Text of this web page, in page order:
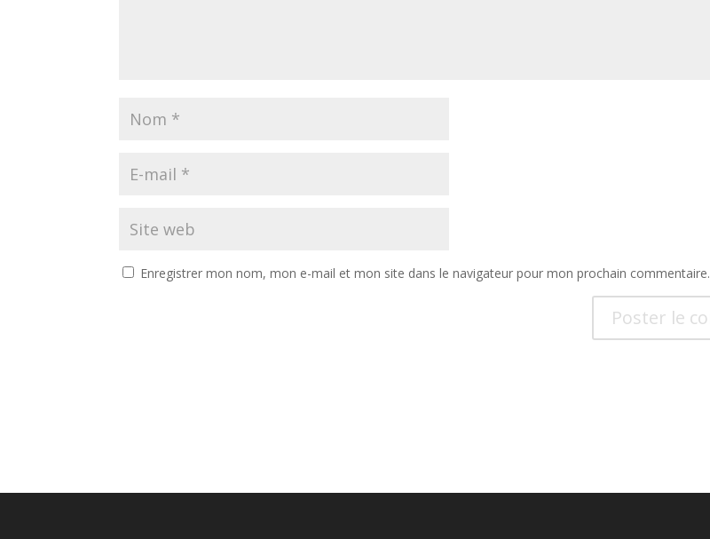
Enregistrer mon nom, mon e-mail et mon site dans le navigateur pour mon prochain commentaire.